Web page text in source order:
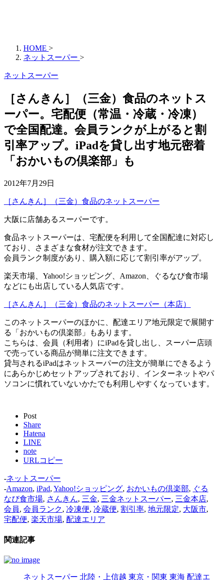
HOME >
ネットスーパー >
ネットスーパー
［さんきん］（三金）食品のネットス
ーパー。宅配便（常温・冷蔵・冷凍）
で全国配達。会員ランクが上がると割
引率アップ。iPadを貸し出す地元密着
「おかいもの倶楽部」も
2012年7月29日
［さんきん］（三金）食品のネットスーパー
大阪に店舗あるスーパーです。
食品ネットスーパーは、宅配便を利用して全国配達に対応し
ており、さまざまな食材が注文できます。
会員ランク制度があり、購入額に応じて割引率がアップ。
楽天市場、Yahoo!ショッピング、Amazon、ぐるなび食市場
などにも出店している人気店です。
［さんきん］（三金）食品のネットスーパー（本店）
このネットスーパーのほかに、配達エリア地元限定で展開す
る「おかいもの倶楽部」もあります。
こちらは、会員（利用者）にiPadを貸し出し、スーパー店頭
で売っている商品が簡単に注文できます。
貸与されるiPadはネットスーパーの注文が簡単にできるよう
にあらかじめセットアップされており、インターネットやパ
ソコンに慣れていないかたでも利用しやすくなっています。
Post
Share
Hatena
LINE
note
URLコピー
-ネットスーパー
-Amazon, iPad, Yahoo!ショッピング, おかいもの倶楽部, ぐる
なび食市場, さんきん, 三金, 三金ネットスーパー, 三金本店,
会員, 会員ランク, 冷凍便, 冷蔵便, 割引率, 地元限定, 大阪市,
宅配便, 楽天市場, 配達エリア
関連記事
ネットスーパー 北陸・上信越 東京・関東 東海 配達エ